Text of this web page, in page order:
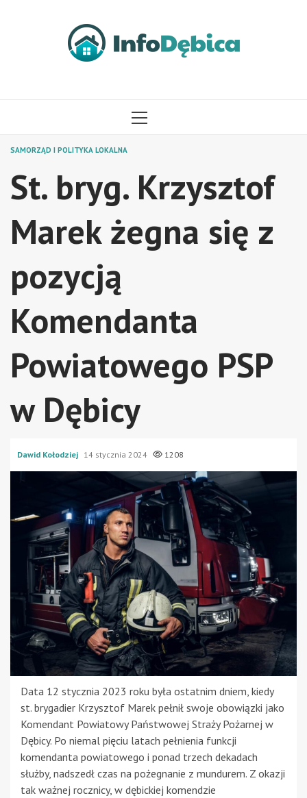
MENU
SAMORZĄD I POLITYKA LOKALNA
St. bryg. Krzysztof
Marek żegna się z
pozycją
Komendanta
Powiatowego PSP
w Dębicy
Dawid Kołodziej 14 stycznia 2024 1208
Data 12 stycznia 2023 roku była ostatnim dniem, kiedy
st. brygadier Krzysztof Marek pełnił swoje obowiązki jako
Komendant Powiatowy Państwowej Straży Pożarnej w
Dębicy. Po niemal pięciu latach pełnienia funkcji
komendanta powiatowego i ponad trzech dekadach
służby, nadszedł czas na pożegnanie z mundurem. Z okazji
tak ważnej rocznicy, w dębickiej komendzie